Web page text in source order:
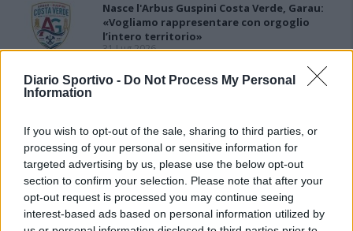
Diario Sportivo - Do Not Process My Personal
Information
If you wish to opt-out of the sale, sharing to third parties, or
processing of your personal or sensitive information for
targeted advertising by us, please use the below opt-out
section to confirm your selection. Please note that after your
opt-out request is processed you may continue seeing
interest-based ads based on personal information utilized by
Nasce l'Arbus Guspini Costa Verde, Garau:
«Vogliamo rappresentare con orgoglio
l’intero territorio»
31 Lug 2026
Il Sant'Elena si riprende il difensore Mancusi